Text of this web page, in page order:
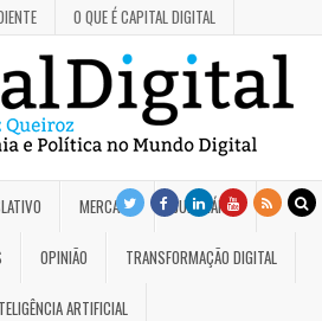
O QUE É CAPITAL DIGITAL
MERCADO JUDICIÁRIO
OPINIÃO TRANSFORMAÇÃO DIGITAL
ARTIFICIAL